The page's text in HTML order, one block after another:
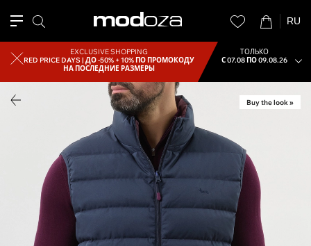
RU
EXCLUSIVE SHOPPING
RED PRICE DAYS |ДО -50% + 10% ПО ПРОМОКОДУ
НА ПОСЛЕДНИЕ РАЗМЕРЫ
ТОЛЬКО
С 07.08 ПО 09.08.26
Buy the look »